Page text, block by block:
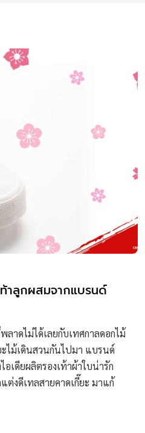
าลูกผสมจากแบรนด์
ดไม่ได้เลยกับเทศกาลดอกไม้
ไม้เดินสวนกันไปมา แบรนด์
อเดียผลิตรองเท้าผ้าใบน่ารัก
งดีเทลสายคาดเกี๊ยะ มาแก้